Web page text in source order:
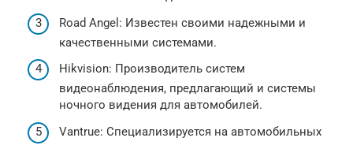
Road Angel: Известен своими надежными и
качественными системами.
Hikvision: Производитель систем
видеонаблюдения, предлагающий и системы
ночного видения для автомобилей.
Vantrue: Специализируется на автомобильных